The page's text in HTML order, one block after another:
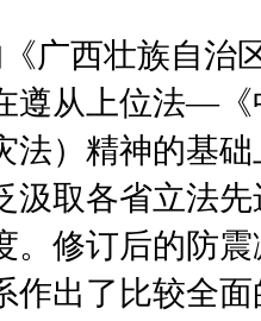
广西壮族自治
遵从上位法—
法）精神的基
汲取各省立法
。修订后的防
作出了比较全